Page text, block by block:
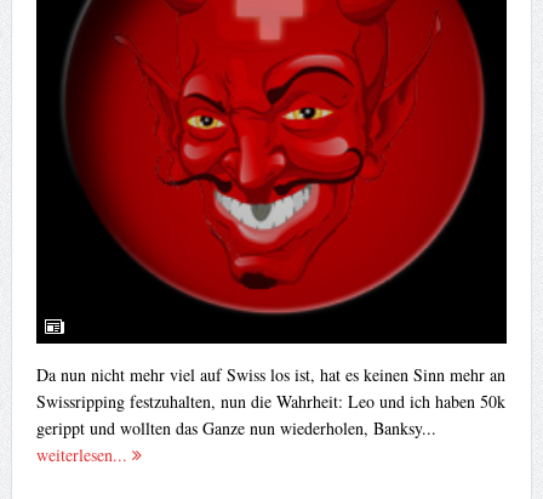
Da nun nicht mehr viel auf Swiss los ist, hat es keinen Sinn mehr an
Swissripping festzuhalten, nun die Wahrheit: Leo und ich haben 50k
gerippt und wollten das Ganze nun wiederholen, Banksy...
weiterlesen...